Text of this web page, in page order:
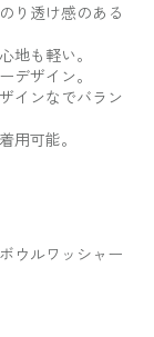
り透け感のある
地も軽い。
デザイン。
インなでバラン
用可能。
ウルワッシャー